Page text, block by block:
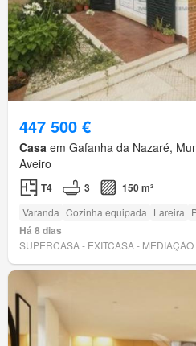
447 500 €
Casa em Gafanha da Nazaré,
Aveiro
T4 3 150 m²
Varanda Cozinha equipada Lareira
Há 8 dias